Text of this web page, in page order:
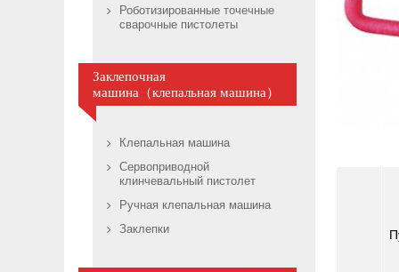
Роботизированные точечные
сварочные пистолеты
Заклепочная
машина（клепальная машина）
Клепальная машина
Сервоприводной
клинчевальный пистолет
Ручная клепальная машина
Заклепки